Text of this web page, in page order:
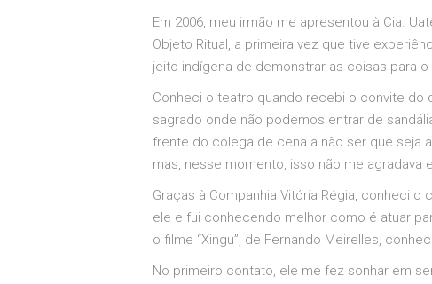
Em 2006, meu irmão me apresentou à Cia.
Objeto Ritual, a primeira vez que tive
jeito indígena de demonstrar as coisas para
Conheci o teatro quando recebi o convite do
sagrado onde não podemos entrar de
frente do colega de cena a não ser que seja
mas, nesse momento, isso não me
Graças à Companhia Vitória Régia, conheci
ele e fui conhecendo melhor como é atuar
o filme “Xingu”, de Fernando Meirelles,
No primeiro contato, ele me fez sonhar em